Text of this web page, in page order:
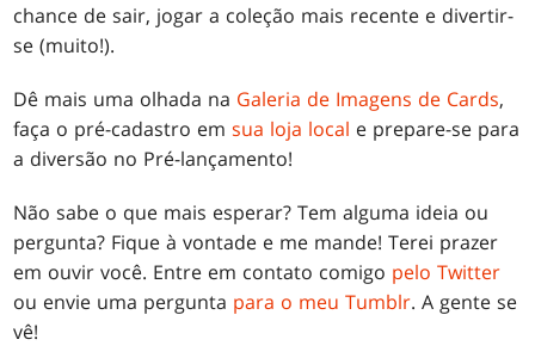
chance de sair, jogar a coleção mais recente e divertir-
se (muito!).
Dê mais uma olhada na Galeria de Imagens de Cards,
faça o pré-cadastro emsua loja local e prepare-se para
a diversão no Pré-lançamento!
Não sabe o que mais esperar? Tem alguma ideia ou
pergunta? Fique à vontade e me mande! Terei prazer
em ouvir você. Entre em contato comigo pelo Twitter
ou envie uma pergunta para o meu Tumblr. A gente se
vê!